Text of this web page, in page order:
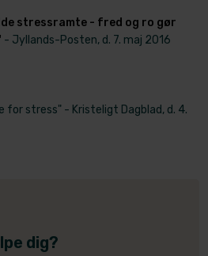
stressramte - fred og ro gør
- Jyllands-Posten, d. 7. maj 2016
for stress" - Kristeligt Dagblad, d. 4.
dig?